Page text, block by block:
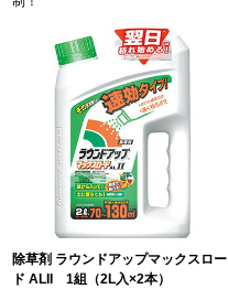
除草剤 ラウンドアップマックスロー
ド ALII 1組（2L入×2本）